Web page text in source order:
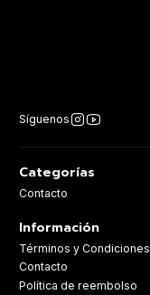
Síguenos
Categorías
Contacto
Información
Términos y Condiciones
Contacto
Política de reembolso